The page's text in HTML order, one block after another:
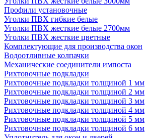
Профили установочные
Уголки ПВХ гибкие белые
Уголки ПВХ жесткие белые 2700мм
Уголки ПВХ жесткие цветные
Комплектующие для производства окон
Водоотливные колпачки
Механические соединители импоста
Рихтовочные подкладки
Рихтовочные подкладки толщиной 1 мм
Рихтовочные подкладки толщиной 2 мм
Рихтовочные подкладки толщиной 3 мм
Рихтовочные подкладки толщиной 4 мм
Рихтовочные подкладки толщиной 5 мм
Рихтовочные подкладки толщиной 6 мм